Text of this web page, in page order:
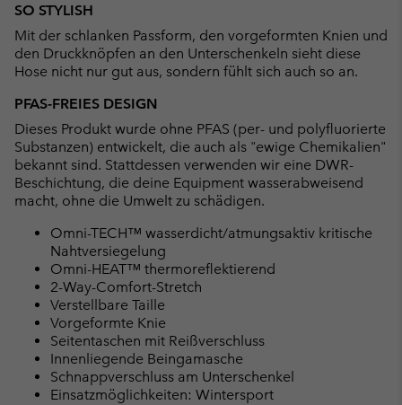
SO STYLISH
Mit der schlanken Passform, den vorgeformten Knien und
den Druckknöpfen an den Unterschenkeln sieht diese
Hose nicht nur gut aus, sondern fühlt sich auch so an.
PFAS-FREIES DESIGN
Dieses Produkt wurde ohne PFAS (per- und polyfluorierte
Substanzen) entwickelt, die auch als "ewige Chemikalien"
bekannt sind. Stattdessen verwenden wir eine DWR-
Beschichtung, die deine Equipment wasserabweisend
macht, ohne die Umwelt zu schädigen.
Omni-TECH™ wasserdicht/atmungsaktiv kritische
Nahtversiegelung
Omni-HEAT™ thermoreflektierend
2-Way-Comfort-Stretch
Verstellbare Taille
Vorgeformte Knie
Seitentaschen mit Reißverschluss
Innenliegende Beingamasche
Schnappverschluss am Unterschenkel
Einsatzmöglichkeiten: Wintersport